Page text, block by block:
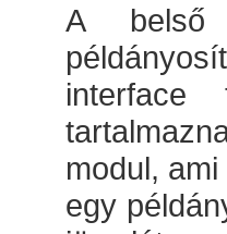
A belső
interface
modul,
egy